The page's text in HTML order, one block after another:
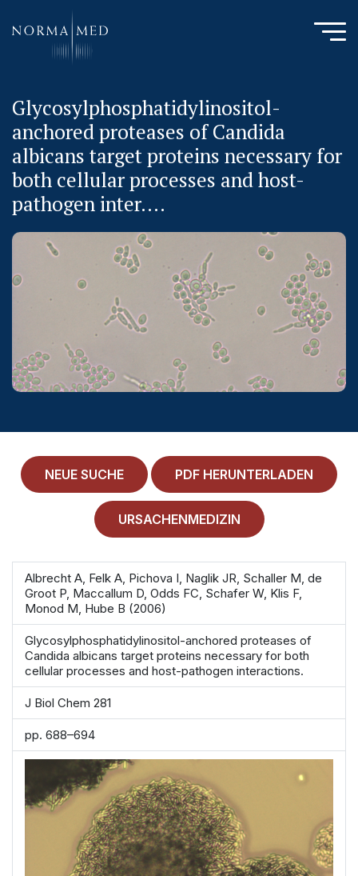
HOME
NEUES ZU SCHLAFSTÖRUNGEN
UNSERE METHODE
URSACHENMEDIZIN
PUBLIKATIONEN
LITERATURDATENBANK MIKROBIOLOGIE
KONTAKTIEREN SIE UNS
ANAMNESE
MEDICAL HISTORY
IMPRESSUM
ALLGEMEINE GESCHÄFTSBEDINGUNGEN
NORMAMED SERVICE
10117 Berlin
49 30 212 34 36 300
service@normamed.com
Glycosylphosphatidylinositol-
anchored proteases of Candida
albicans target proteins necessary for
both cellular processes and host-
pathogen inter....
NEUE SUCHE PDF HERUNTERLADEN
URSACHENMEDIZIN
Albrecht A, Felk A, Pichova I, Naglik JR, Schaller M, de
Groot P, Maccallum D, Odds FC, Schafer W, Klis F,
Monod M, Hube B (2006)
Glycosylphosphatidylinositol-anchored proteases of
Candida albicans target proteins necessary for both
cellular processes and host-pathogen interactions.
J Biol Chem 281
pp. 688–694